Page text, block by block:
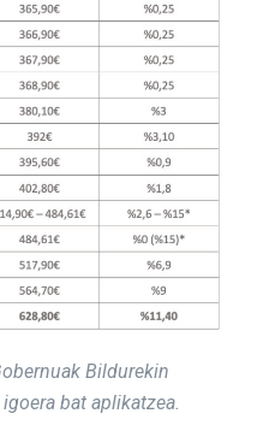
Bildurekin
bat aplikatzea.